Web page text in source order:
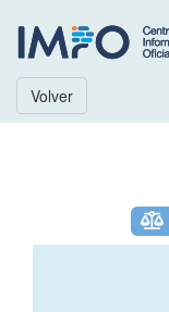
Volver